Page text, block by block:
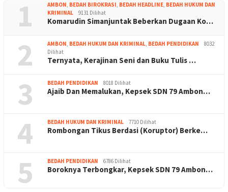
1 AMBON, BEDAH BIROKRASI, BEDAH HEADLINE, BEDAH HUKUM DAN
KRIMINAL
9131 Dilihat
Komarudin Simanjuntak Beberkan Dugaan Ko…
2 AMBON, BEDAH HUKUM DAN KRIMINAL, BEDAH PENDIDIKAN
8032
Dilihat
Ternyata, Kerajinan Seni dan Buku Tulis …
3 BEDAH PENDIDIKAN 8018 Dilihat
Ajaib Dan Memalukan, Kepsek SDN 79 Ambon…
4 BEDAH HUKUM DAN KRIMINAL 7710 Dilihat
Rombongan Tikus Berdasi (Koruptor) Berke…
5 BEDAH PENDIDIKAN 6786 Dilihat
Boroknya Terbongkar, Kepsek SDN 79 Ambon…